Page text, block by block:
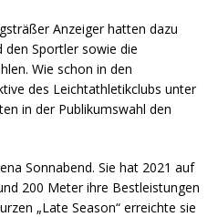
Anzeiger hatten dazu
Sportler sowie die
Wie schon in den
des Leichtathletikclubs unter
in der Publikumswahl den
Sonnabend. Sie hat 2021 auf
200 Meter ihre Bestleistungen
„Late Season“ erreichte sie